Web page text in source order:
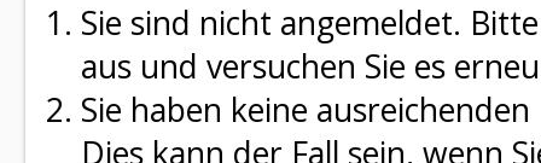
Sie sind nicht angemeldet.
aus und versuchen Sie es
Sie haben keine
Dies kann der Fall sein, wenn